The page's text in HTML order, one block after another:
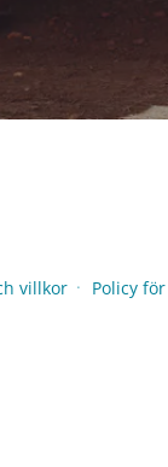
villkor ● Policy